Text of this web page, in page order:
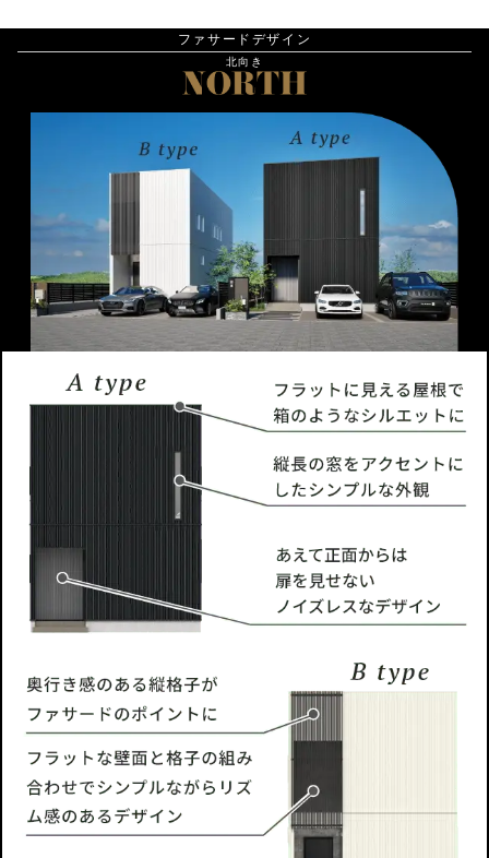
ファサードデザイン
北向き